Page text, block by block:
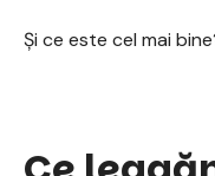
Și ce este cel mai